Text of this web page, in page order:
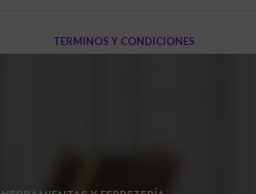
TERMINOS Y CONDICIONES